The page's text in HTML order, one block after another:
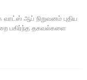
ஆப் நிறுவனம் புதிய
பகிர்ந்த தகவல்களை